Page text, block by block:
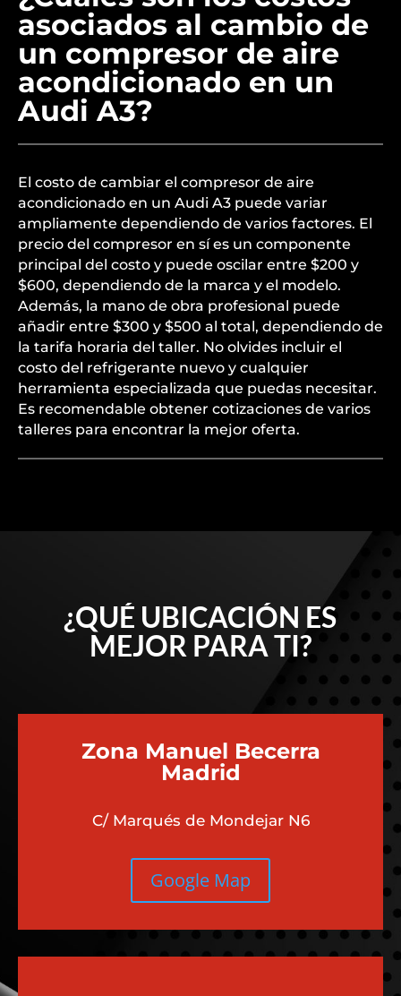
asociados al cambio de
un compresor de aire
acondicionado en un
Audi A3?
El costo de cambiar el compresor de aire
acondicionado en un Audi A3 puede variar
ampliamente dependiendo de varios factores. El
precio del compresor en sí es un componente
principal del costo y puede oscilar entre $200 y
$600, dependiendo de la marca y el modelo.
Además, la mano de obra profesional puede
añadir entre $300 y $500 al total, dependiendo de
la tarifa horaria del taller. No olvides incluir el
costo del refrigerante nuevo y cualquier
herramienta especializada que puedas necesitar.
Es recomendable obtener cotizaciones de varios
talleres para encontrar la mejor oferta.
¿QUÉ UBICACIÓN ES
MEJOR PARA TI?
Zona Manuel Becerra
Madrid
C/ Marqués de Mondejar N6
Google Map